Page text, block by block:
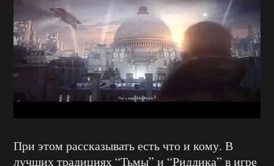
При этом рассказывать есть что и кому. В
лучших традициях “Тьмы” и “Риддика” в игре